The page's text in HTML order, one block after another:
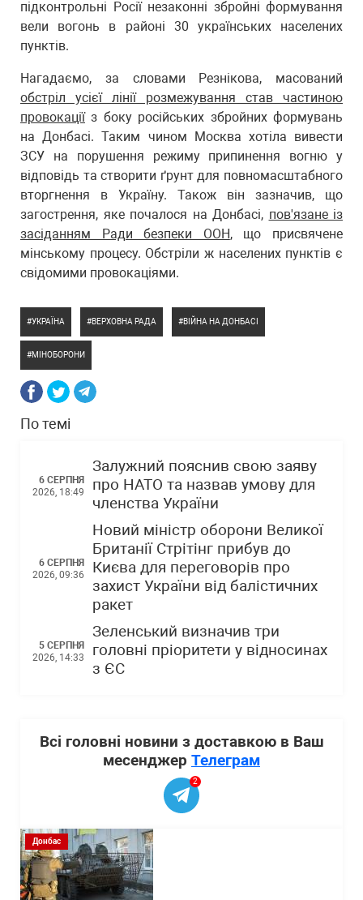
підконтрольні Росії незаконні збройні формування
вели вогонь в районі 30 українських населених
пунктів.
Нагадаємо, за словами Резнікова, масований
обстріл усієї лінії розмежування став частиною
провокаціїз боку російських збройних формувань
на Донбасі. Таким чином Москва хотіла вивести
ЗСУ на порушення режиму припинення вогню у
відповідь та створити ґрунт для повномасштабного
вторгнення в Україну. Також він зазначив, що
загострення, яке почалося на Донбасі, пов'язане із
засіданням Ради безпеки ООН, що присвячене
мінському процесу. Обстріли ж населених пунктів є
свідомими провокаціями.
УКРАЇНА ВЕРХОВНА РАДА ВІЙНА НА ДОНБАСІ
МІНОБОРОНИ
По темі
6 СЕРПНЯ
2026, 18:49
Залужний пояснив свою заяву
про НАТО та назвав умову для
членства України
6 СЕРПНЯ
2026, 09:36
Новий міністр оборони Великої
Британії Стрітінг прибув до
Києва для переговорів про
захист України від балістичних
ракет
5 СЕРПНЯ
2026, 14:33
Зеленський визначив три
головні пріоритети у відносинах
з ЄС
Всі головні новини з доставкою в Ваш
месенджер Телеграм
2
Донбас